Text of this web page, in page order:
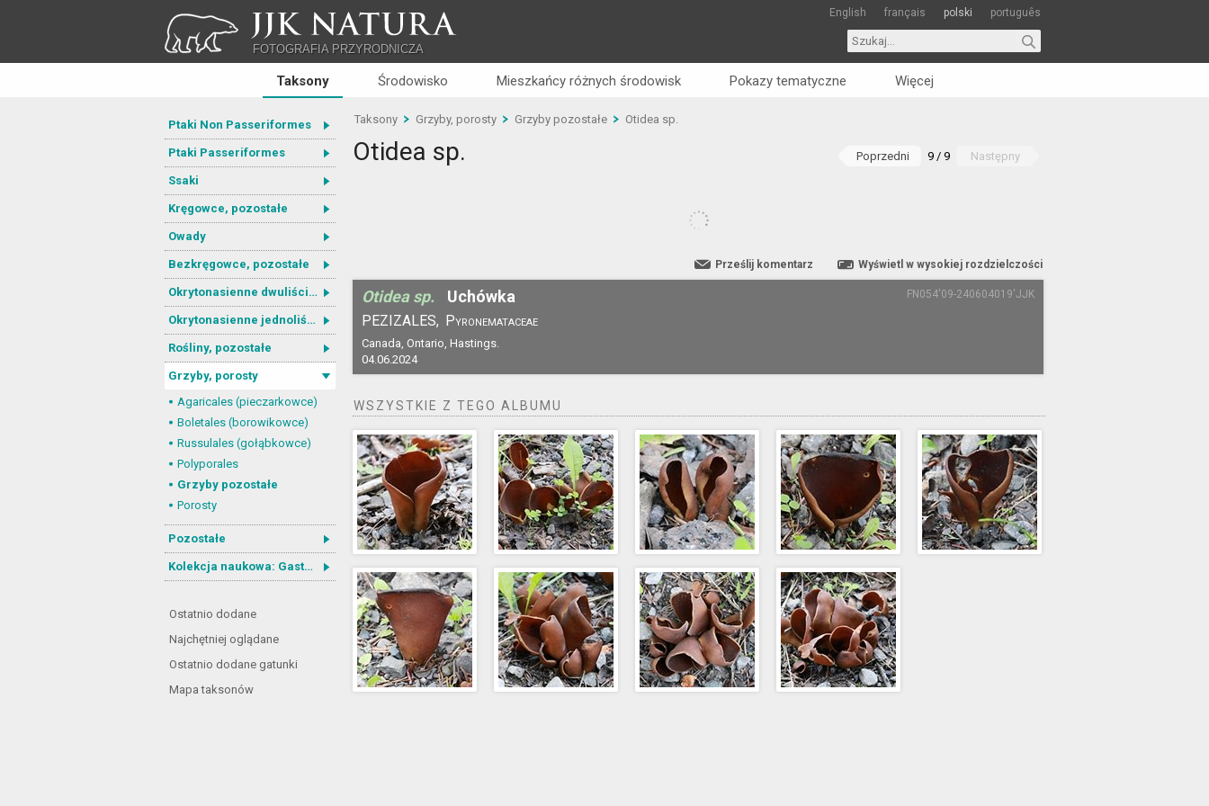
JJK NATURA
FOTOGRAFIA PRZYRODNICZA
English français polski português
Taksony Środowisko Mieszkańcy różnych środowisk Pokazy tematyczne Więcej
Ptaki Non Passeriformes
Ptaki Passeriformes
Ssaki
Kręgowce, pozostałe
Owady
Bezkręgowce, pozostałe
Okrytonasienne dwuliścienne
Okrytonasienne jednoliścienne
Rośliny, pozostałe
Grzyby, porosty
Agaricales (pieczarkowce)
Boletales (borowikowce)
Russulales (gołąbkowce)
Polyporales
Grzyby pozostałe
Porosty
Pozostałe
Kolekcja naukowa: Gastrotricha
Ostatnio dodane
Najchętniej oglądane
Ostatnio dodane gatunki
Mapa taksonów
Taksony Grzyby, porosty Grzyby pozostałe Otidea sp.
Otidea sp. Poprzedni 9 / 9 Następny
Wyświetl w wysokiej rozdzielczości
Prześlij komentarz
Otidea sp. Uchówka
PEZIZALES, Pyronemataceae
Canada, Ontario, Hastings.
04.06.2024
FN054'09-240604019'JJK
WSZYSTKIE Z TEGO ALBUMU